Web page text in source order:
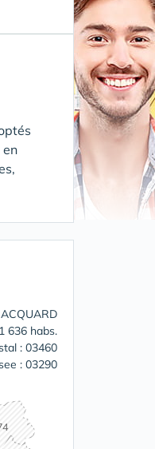
en
636 habs.
: 03460
: 03290